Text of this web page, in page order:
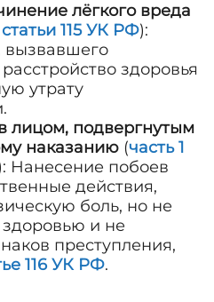
лёгкого вреда
статьи 115 УК РФ):
вызвавшего
здоровья
утрату
лицом, подвергнутым
наказанию (часть 1
Нанесение побоев
действия,
боль, но не
и не
преступления,
116 УК РФ.